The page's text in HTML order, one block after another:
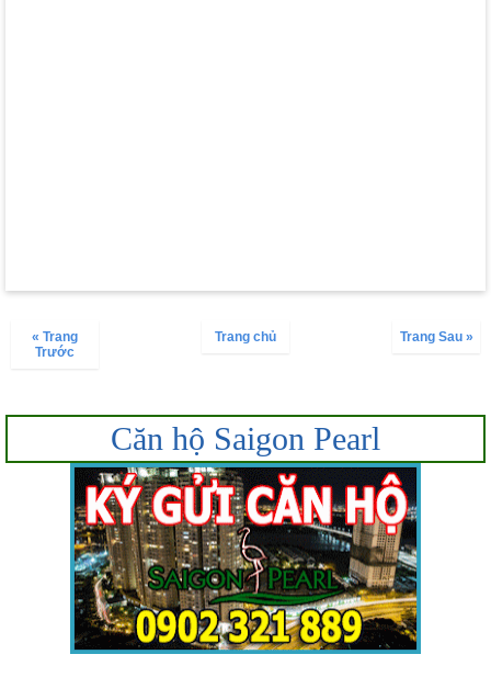
« Trang
Trước
Trang Sau »
Trang chủ
Căn hộ Saigon Pearl